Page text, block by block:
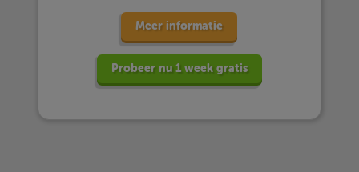
Meer informatie
Probeer nu 1 week gratis